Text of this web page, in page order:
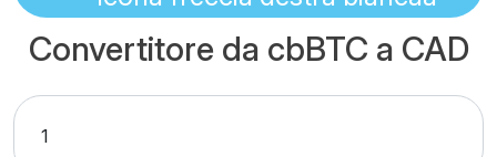
Convertitore da cbBTC a CAD